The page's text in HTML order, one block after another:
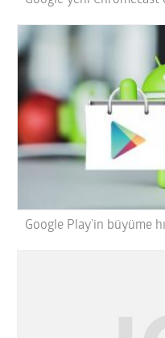
Google Play’in büyüme